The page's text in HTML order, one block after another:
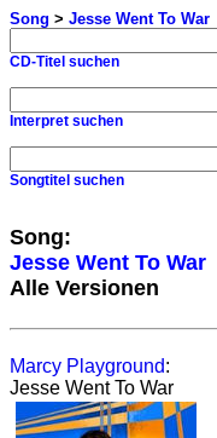
Song > Jesse Went To War
CD-Titel suchen
Interpret suchen
Songtitel suchen
Song:
Jesse Went To War
Alle Versionen
Marcy Playground:
Jesse Went To War